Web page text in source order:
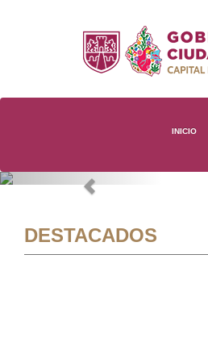
INICIO
Previous
DESTACADOS